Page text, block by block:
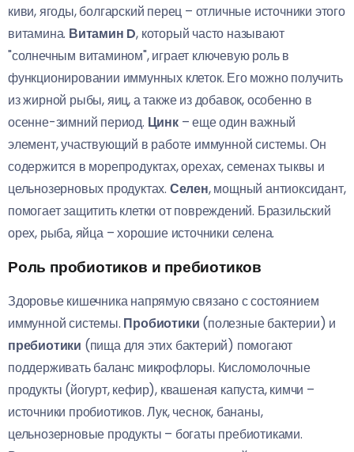
киви, ягоды, болгарский перец – отличные источники этого
витамина. Витамин D, который часто называют
"солнечным витамином", играет ключевую роль в
функционировании иммунных клеток. Его можно получить
из жирной рыбы, яиц, а также из добавок, особенно в
осенне-зимний период. Цинк– еще один важный
элемент, участвующий в работе иммунной системы. Он
содержится в морепродуктах, орехах, семенах тыквы и
цельнозерновых продуктах. Селен, мощный антиоксидант,
помогает защитить клетки от повреждений. Бразильский
орех, рыба, яйца – хорошие источники селена.
Роль пробиотиков и пребиотиков
Здоровье кишечника напрямую связано с состоянием
иммунной системы. Пробиотики (полезные бактерии) и
пребиотики (пища для этих бактерий) помогают
поддерживать баланс микрофлоры. Кисломолочные
продукты (йогурт, кефир), квашеная капуста, кимчи –
источники пробиотиков. Лук, чеснок, бананы,
цельнозерновые продукты – богаты пребиотиками.